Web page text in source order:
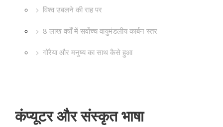
विश्व उबलने की राह पर
8 लाख वर्षों में सर्वोच्च वायुमंडलीय कार्बन स्तर
गोरैया और मनुष्य का साथ कैसे हुआ
कंप्यूटर और संस्कृत भाषा